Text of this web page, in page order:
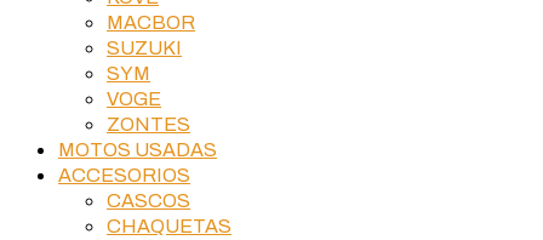
MACBOR
SUZUKI
SYM
VOGE
ZONTES
MOTOS USADAS
ACCESORIOS
CASCOS
CHAQUETAS